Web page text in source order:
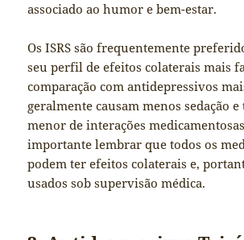
associado ao humor e bem-estar.
Os ISRS são frequentemente
seu perfil de efeitos colaterais mais
comparação com antidepressivos
geralmente causam menos sedação
menor de interações
importante lembrar que todos os
podem ter efeitos colaterais e,
usados sob supervisão médica.